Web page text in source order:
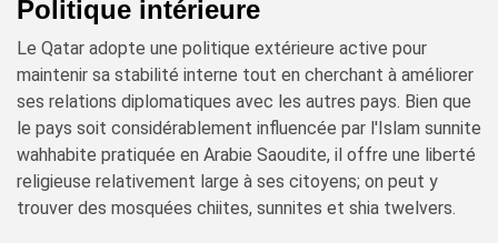
Politique intérieure
Le Qatar adopte une politique extérieure active pour
maintenir sa stabilité interne tout en cherchant à améliorer
ses relations diplomatiques avec les autres pays. Bien que
le pays soit considérablement influencée par l'Islam sunnite
wahhabite pratiquée en Arabie Saoudite, il offre une liberté
religieuse relativement large à ses citoyens; on peut y
trouver des mosquées chiites, sunnites et shia twelvers.